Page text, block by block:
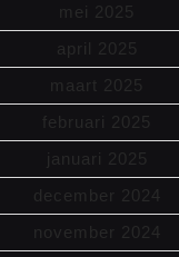
mei 2025
april 2025
maart 2025
februari 2025
januari 2025
december 2024
november 2024